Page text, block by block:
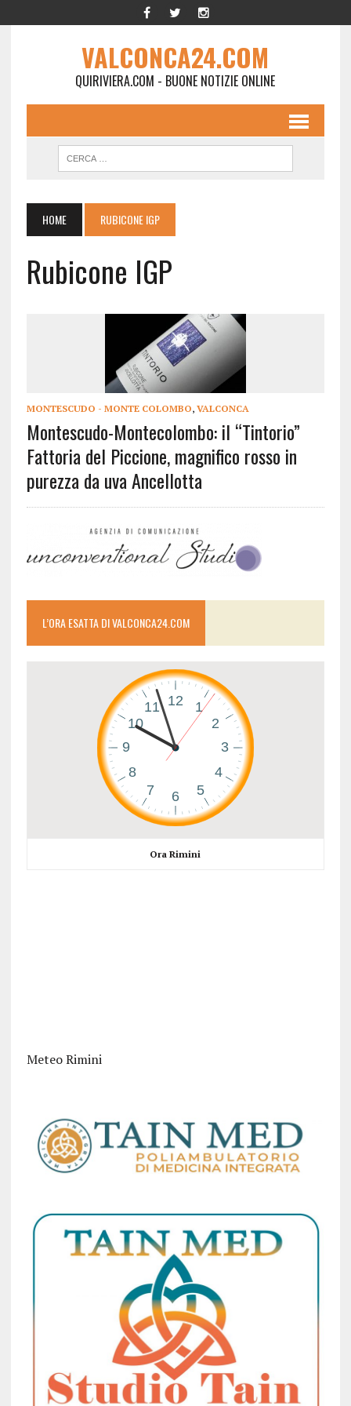
VALCONCA24.COM
QUIRIVIERA.COM - BUONE NOTIZIE ONLINE
HOME RUBICONE IGP
Rubicone IGP
MONTESCUDO - MONTE COLOMBO, VALCONCA
Montescudo-Montecolombo: il “Tintorio”
Fattoria del Piccione, magnifico rosso in
purezza da uva Ancellotta
L’ORA ESATTA DI VALCONCA24.COM
Ora Rimini
Meteo Rimini